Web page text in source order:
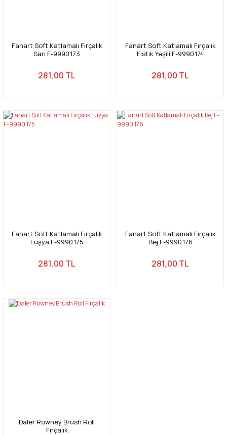
Fanart Soft Katlamalı Fırçalık
Sarı F-9990.173
281,00 TL
Fanart Soft Katlamalı Fırçalık
Fıstık Yeşili F-9990.174
281,00 TL
Fanart Soft Katlamalı Fırçalık
Fuşya F-9990.175
281,00 TL
Fanart Soft Katlamalı Fırçalık
Bej F-9990.176
281,00 TL
Daler Rowney Brush Roll
Fırçalık